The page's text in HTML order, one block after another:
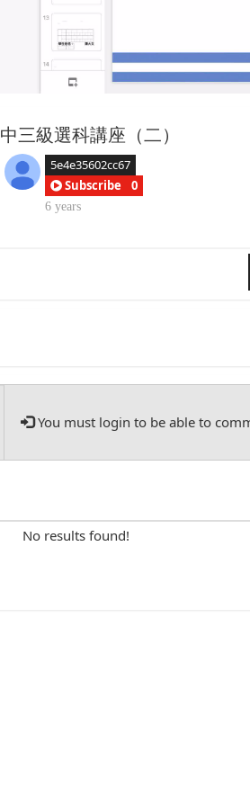
中三級選科講座（二）
5e4e35602cc67
Subscribe
0
6 years
You must login to be able to
No results found!